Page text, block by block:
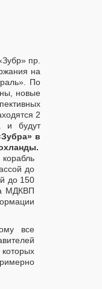
пр.
на
По
новые
2
и будут
в
до
до 150
МДКВП
все